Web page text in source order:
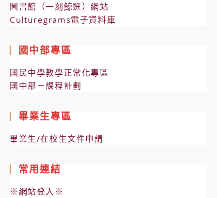
圖書館（一刻鯨選）網站
Culturegrams電子資料庫
國中部專區
國民中學教學正常化專區
國中部－課程計劃
畢業生專區
畢業生/在校生文件申請
常用連結
※網站登入※